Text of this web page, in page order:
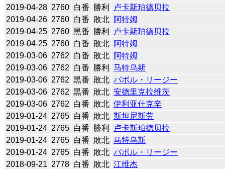
2019-04-28 2760 白番 勝利
卢卡斯珀德贝拉
2019-04-26 2760 白番 敗北 阿特姆
2019-04-25 2760 黒番 勝利
卢卡斯珀德贝拉
2019-04-25 2760 白番 敗北 阿特姆
2019-03-06 2762 白番 敗北 阿特姆
2019-03-06 2762 白番 勝利
马特乌斯
2019-03-06 2762 黒番 敗北 パボル・リージー
2019-03-06 2762 黒番 敗北 安德里克拉维茨
2019-03-06 2762 白番 敗北 伊利亚什克辛
2019-01-24 2765 白番 敗北 斯坦尼斯劳
2019-01-24 2765 白番 勝利
卢卡斯珀德贝拉
2019-01-24 2765 白番 敗北 马特乌斯
2019-01-24 2765 白番 敗北 パボル・リージー
2018-09-21 2778 白番 敗北 江维杰